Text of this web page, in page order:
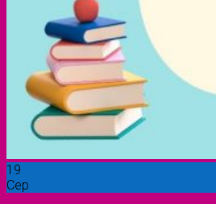
19
Сер